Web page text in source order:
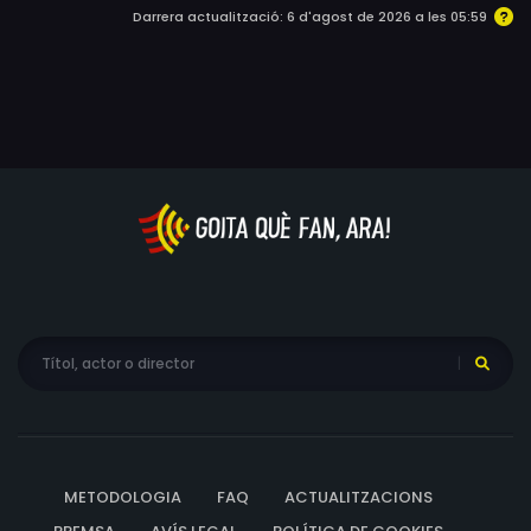
Darrera actualització: 6 d'agost de 2026 a les 05:59
METODOLOGIA FAQ
ACTUALITZACIONS